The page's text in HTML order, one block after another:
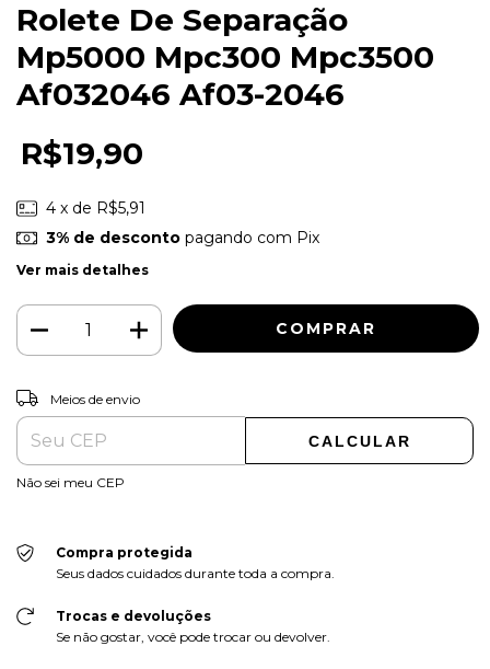
Rolete De Separação
Mp5000 Mpc300 Mpc3500
Af032046 Af03-2046
R$19,90
4 x de R$5,91
3% de descontopagando com Pix
Ver mais detalhes
Entregas para o CEP:
Meios de envio
CALCULAR
Não sei meu CEP
Compra protegida
Seus dados cuidados durante toda a compra.
Trocas e devoluções
Se não gostar, você pode trocar ou devolver.